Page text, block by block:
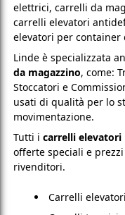
elettrici, carrelli da
carrelli elevatori
elevatori per container
Linde è specializzata
da magazzino, come:
Stoccatori e
usati di qualità per lo
movimentazione.
Tutti i carrelli elevatori
offerte speciali e
rivenditori.
Carrelli